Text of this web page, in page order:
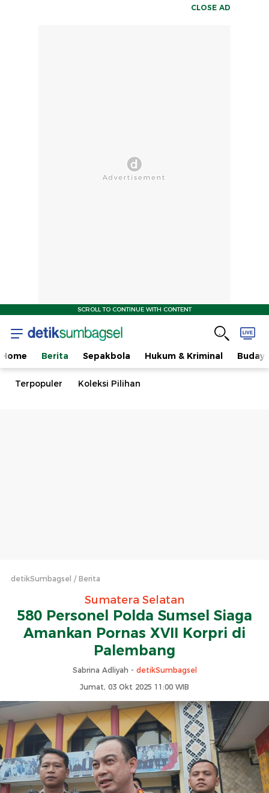
CLOSE AD
SCROLL TO CONTINUE WITH CONTENT
Home Berita Sepakbola Hukum & Kriminal
Terpopuler Koleksi Pilihan
detikSumbagsel Berita
Sumatera Selatan
580 Personel Polda Sumsel Siaga
Amankan Pornas XVII Korpri di
Palembang
Sabrina Adliyah - detikSumbagsel
Jumat, 03 Okt 2025 11:00 WIB